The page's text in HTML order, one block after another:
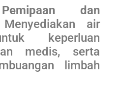
dan
air
keperluan
medis, serta
limbah